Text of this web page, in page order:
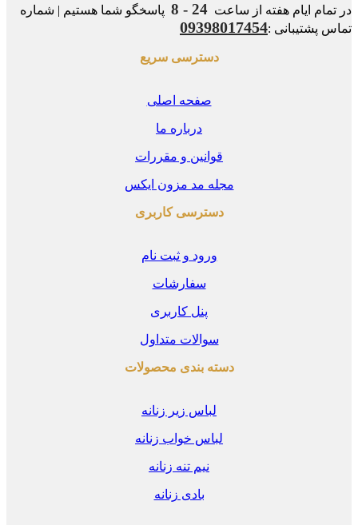
ایام هفته از ساعت24 - 8
پاسخگو شما هستیم | شماره
پشتیبانی :09398017454
دسترسی سریع
صفحه اصلی
درباره ما
قوانین و مقررات
مجله مد مزون ایکس
دسترسی کاربری
ورود و ثبت نام
سفارشات
پنل کاربری
سوالات متداول
دسته بندی محصولات
لباس زیر زنانه
لباس خواب زنانه
نیم تنه زنانه
بادی زنانه